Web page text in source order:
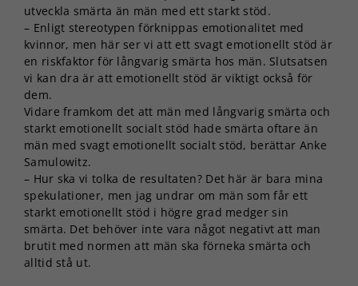
utveckla smärta än män med ett starkt stöd.
– Enligt stereotypen förknippas emotionalitet med
kvinnor, men här ser vi att ett svagt emotionellt stöd är
en riskfaktor för långvarig smärta hos män. Slutsatsen
vi kan dra är att emotionellt stöd är viktigt också för
dem.
Vidare framkom det att män med långvarig smärta och
starkt emotionellt socialt stöd hade smärta oftare än
män med svagt emotionellt socialt stöd, berättar Anke
Samulowitz.
– Hur ska vi tolka de resultaten? Det här är bara mina
spekulationer, men jag undrar om män som får ett
starkt emotionellt stöd i högre grad medger sin
smärta. Det behöver inte vara något negativt att man
brutit med normen att män ska förneka smärta och
alltid stå ut.